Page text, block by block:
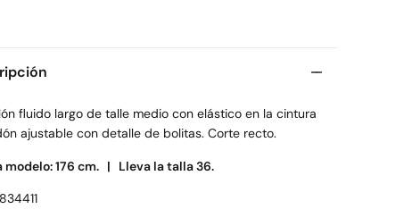
fluido largo de talle medio con elástico en la cintura
ajustable con detalle de bolitas. Corte recto.
modelo: 176 cm. | Lleva la talla 36.